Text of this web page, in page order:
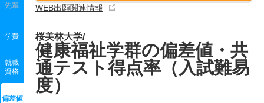
WEB出願関連情報
先輩
学費
就職
資格
偏差値
桜美林大学/
健康福祉学群の偏差値・共
通テスト得点率（入試難易
度）